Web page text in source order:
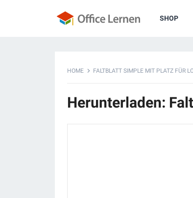
SHOP
HOME FALTBLATT SIMPLE MIT PLATZ FÜR
Herunterladen: